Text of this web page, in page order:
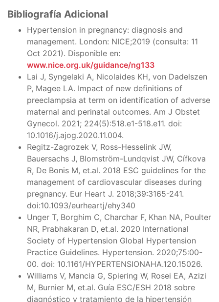
Bibliografía Adicional
Hypertension in pregnancy: diagnosis and
management. London: NICE;2019 (consulta: 11
Oct 2021). Disponible en:
www.nice.org.uk/guidance/ng133
Lai J, Syngelaki A, Nicolaides KH, von Dadelszen
P, Magee LA. Impact of new definitions of
preeclampsia at term on identification of adverse
maternal and perinatal outcomes. Am J Obstet
Gynecol. 2021; 224(5):518.e1-518.e11. doi:
10.1016/j.ajog.2020.11.004.
Regitz-Zagrozek V, Ross-Hesselink JW,
Bauersachs J, Blomström-Lundqvist JW, Cífkova
R, De Bonis M, et.al. 2018 ESC guidelines for the
management of cardiovascular diseases during
pregnancy. Eur Heart J. 2018;39:3165-241.
doi:10.1093/eurheartj/ehy340
Unger T, Borghim C, Charchar F, Khan NA, Poulter
NR, Prabhakaran D, et.al. 2020 International
Society of Hypertension Global Hypertension
Practice Guidelines. Hypertension. 2020;75:00-
00. doi: 10.1161/HYPERTENSIONAHA.120.15026.
Williams V, Mancia G, Spiering W, Rosei EA, Azizi
M, Burnier M, et.al. Guía ESC/ESH 2018 sobre
diagnóstico y tratamiento de la hipertensión